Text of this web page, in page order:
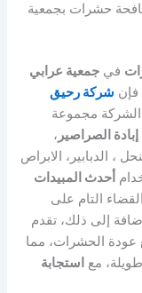
مكافحة حشرات بجمعية
فيجمعية عرابي
فإن شركة رحيق
الشركة مجموعة
إبادة الصراصير ،
، الدبابير، الابراص
أحدث المبيدات
التام على
إلى ذلك، تقدم
عودة الحشرات، مما
مع استجابة